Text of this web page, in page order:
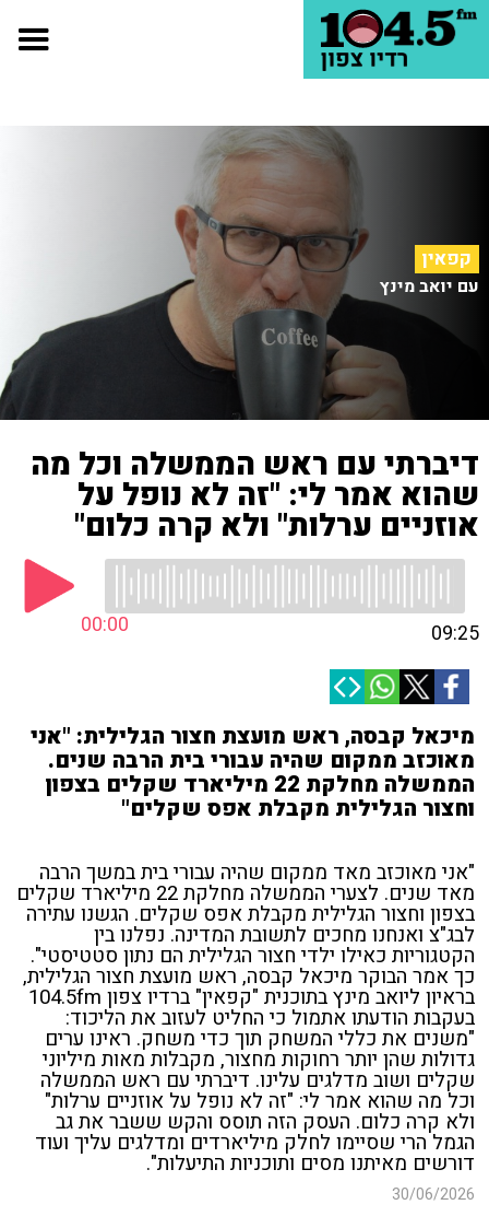
קפאין
עם יואב מינץ
דיברתי עם ראש הממשלה וכל מה
שהוא אמר לי: "זה לא נופל על
אוזניים ערלות" ולא קרה כלום"
00:00 09:25
מיכאל קבסה, ראש מועצת חצור הגלילית: "אני
מאוכזב ממקום שהיה עבורי בית הרבה שנים.
הממשלה מחלקת 22 מיליארד שקלים בצפון
וחצור הגלילית מקבלת אפס שקלים"
"אני מאוכזב מאד ממקום שהיה עבורי בית במשך הרבה
מאד שנים. לצערי הממשלה מחלקת 22 מיליארד שקלים
בצפון וחצור הגלילית מקבלת אפס שקלים. הגשנו עתירה
לבג"צ ואנחנו מחכים לתשובת המדינה. נפלנו בין
הקטגוריות כאילו ילדי חצור הגלילית הם נתון סטטיסטי".
כך אמר הבוקר מיכאל קבסה, ראש מועצת חצור הגלילית,
בראיון ליואב מינץ בתוכנית "קפאין" ברדיו צפון 104.5fm
בעקבות הודעתו אתמול כי החליט לעזוב את הליכוד:
"משנים את כללי המשחק תוך כדי משחק. ראינו ערים
גדולות שהן יותר רחוקות מחצור, מקבלות מאות מיליוני
שקלים ושוב מדלגים עלינו. דיברתי עם ראש הממשלה
וכל מה שהוא אמר לי: "זה לא נופל על אוזניים ערלות"
ולא קרה כלום. העסק הזה תוסס והקש ששבר את גב
הגמל הרי שסיימו לחלק מיליארדים ומדלגים עליך ועוד
דורשים מאיתנו מסים ותוכניות התיעלות".
30/06/2026